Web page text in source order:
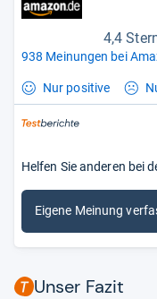
4,4
938 Meinungen bei
Nur positive
Helfen Sie anderen bei
Eigene Meinung
Unser Fazit